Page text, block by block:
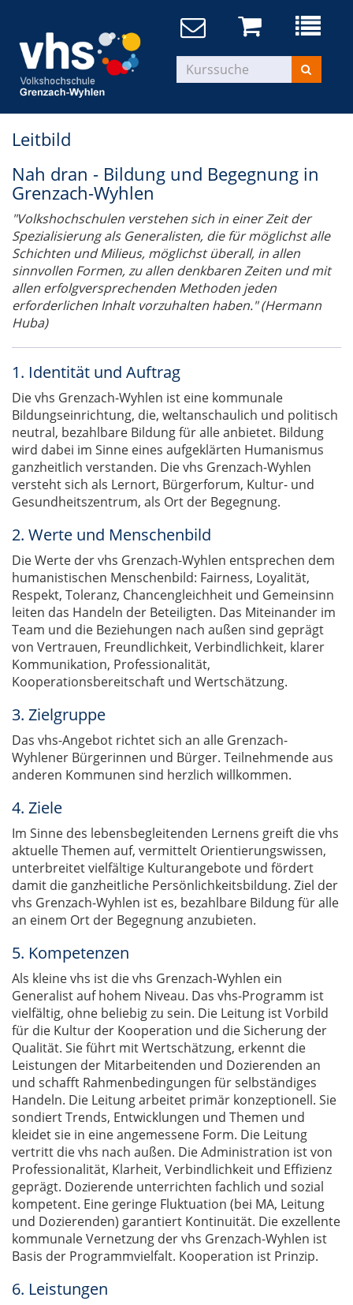
Leitbild
Nah dran - Bildung und Begegnung in
Grenzach-Wyhlen
"Volkshochschulen verstehen sich in einer Zeit der
Spezialisierung als Generalisten, die für möglichst alle
Schichten und Milieus, möglichst überall, in allen
sinnvollen Formen, zu allen denkbaren Zeiten und mit
allen erfolgversprechenden Methoden jeden
erforderlichen Inhalt vorzuhalten haben." (Hermann
Huba)
1. Identität und Auftrag
Die vhs Grenzach-Wyhlen ist eine kommunale
Bildungseinrichtung, die, weltanschaulich und politisch
neutral, bezahlbare Bildung für alle anbietet. Bildung
wird dabei im Sinne eines aufgeklärten Humanismus
ganzheitlich verstanden. Die vhs Grenzach-Wyhlen
versteht sich als Lernort, Bürgerforum, Kultur- und
Gesundheitszentrum, als Ort der Begegnung.
2. Werte und Menschenbild
Die Werte der vhs Grenzach-Wyhlen entsprechen dem
humanistischen Menschenbild: Fairness, Loyalität,
Respekt, Toleranz, Chancengleichheit und Gemeinsinn
leiten das Handeln der Beteiligten. Das Miteinander im
Team und die Beziehungen nach außen sind geprägt
von Vertrauen, Freundlichkeit, Verbindlichkeit, klarer
Kommunikation, Professionalität,
Kooperationsbereitschaft und Wertschätzung.
3. Zielgruppe
Das vhs-Angebot richtet sich an alle Grenzach-
Wyhlener Bürgerinnen und Bürger. Teilnehmende aus
anderen Kommunen sind herzlich willkommen.
4. Ziele
Im Sinne des lebensbegleitenden Lernens greift die vhs
aktuelle Themen auf, vermittelt Orientierungswissen,
unterbreitet vielfältige Kulturangebote und fördert
damit die ganzheitliche Persönlichkeitsbildung. Ziel der
vhs Grenzach-Wyhlen ist es, bezahlbare Bildung für alle
an einem Ort der Begegnung anzubieten.
5. Kompetenzen
Als kleine vhs ist die vhs Grenzach-Wyhlen ein
Generalist auf hohem Niveau. Das vhs-Programm ist
vielfältig, ohne beliebig zu sein. Die Leitung ist Vorbild
für die Kultur der Kooperation und die Sicherung der
Qualität. Sie führt mit Wertschätzung, erkennt die
Leistungen der Mitarbeitenden und Dozierenden an
und schafft Rahmenbedingungen für selbständiges
Handeln. Die Leitung arbeitet primär konzeptionell. Sie
sondiert Trends, Entwicklungen und Themen und
kleidet sie in eine angemessene Form. Die Leitung
vertritt die vhs nach außen. Die Administration ist von
Professionalität, Klarheit, Verbindlichkeit und Effizienz
geprägt. Dozierende unterrichten fachlich und sozial
kompetent. Eine geringe Fluktuation (bei MA, Leitung
und Dozierenden) garantiert Kontinuität. Die exzellente
kommunale Vernetzung der vhs Grenzach-Wyhlen ist
Basis der Programmvielfalt. Kooperation ist Prinzip.
6. Leistungen